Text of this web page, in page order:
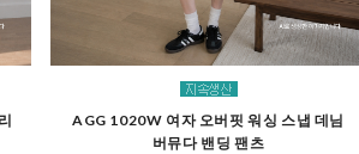
AGG 1020W 여자 오버핏 워싱 스냅 데님
버뮤다 밴딩 팬츠